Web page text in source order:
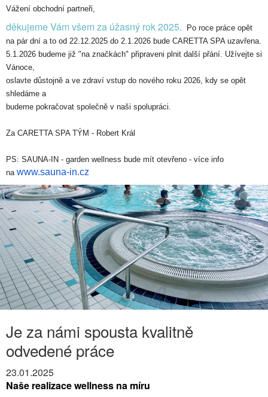
Vážení obchodní partneři,
děkujeme Vám všem za úžasný rok 2025.
Po roce práce opět
na pár dní a to od 22.12.2025 do 2.1.2026 bude CARETTA SPA uzavřena
5.1.2026 budeme již "na značkách" připraveni plnit další přání. Užívejte si
Vánoce,
oslavte důstojně a ve zdraví vstup do nového roku 2026, kdy se opět
shledáme a
budeme pokračovat společně v naši spolupráci.
Za CARETTA SPA TÝM - Robert Král
PS: SAUNA-IN - garden wellness bude mít otevřeno - více info
na www.sauna-in.cz
Je za námi spousta kvalitně
odvedené práce
23.01.2025
Naše realizace wellness na míru